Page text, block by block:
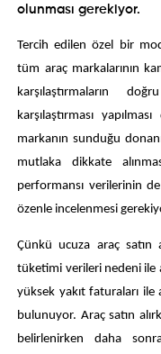
olunması gerekiyor.
Tercih edilen özel bir
tüm araç markalarının
karşılaştırmaların
karşılaştırması
markanın sunduğu
mutlaka dikkate
performansı verilerinin
özenle incelenmesi
Çünkü ucuza araç satın
tüketimi verileri nedeni ile
yüksek yakıt faturaları
bulunuyor. Araç satın
belirlenirken daha